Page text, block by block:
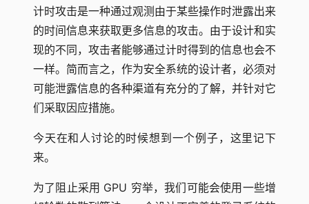
计时攻击是一种通过观测由于某些操作时泄露出来
的时间信息来获取更多信息的攻击。由于设计和实
现的不同，攻击者能够通过计时得到的信息也会不
一样。简而言之，作为安全系统的设计者，必须对
可能泄露信息的各种渠道有充分的了解，并针对它
们采取因应措施。
今天在和人讨论的时候想到一个例子，这里记下
来。
为了阻止采用 GPU 穷举，我们可能会使用一些增